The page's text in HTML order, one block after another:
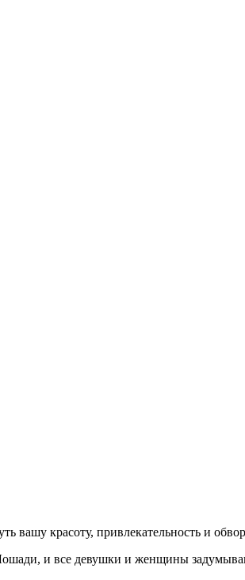
красоту, привлекательность и
и все девушки и женщины